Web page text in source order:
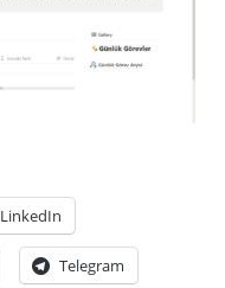
LinkedIn
Telegram